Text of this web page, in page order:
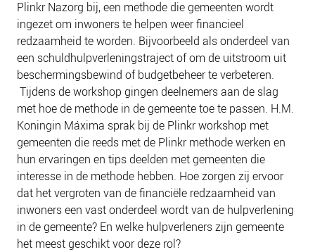
Plinkr Nazorg bij, een methode die gemeenten wordt
ingezet om inwoners te helpen weer financieel
redzaamheid te worden. Bijvoorbeeld als onderdeel van
een schuldhulpverleningstraject of om de uitstroom uit
beschermingsbewind of budgetbeheer te verbeteren.
Tijdens de workshop gingen deelnemers aan de slag
met hoe de methode in de gemeente toe te passen. H.M.
Koningin Máxima sprak bij de Plinkr workshop met
gemeenten die reeds met de Plinkr methode werken en
hun ervaringen en tips deelden met gemeenten die
interesse in de methode hebben. Hoe zorgen zij ervoor
dat het vergroten van de financiële redzaamheid van
inwoners een vast onderdeel wordt van de hulpverlening
in de gemeente? En welke hulpverleners zijn gemeente
het meest geschikt voor deze rol?